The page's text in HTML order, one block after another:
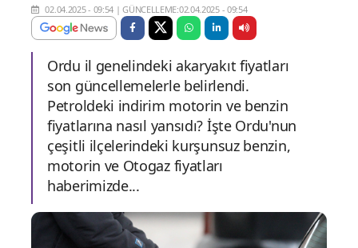
02.04.2025 - 09:54 |GÜNCELLEME:02.04.2025 - 09:54
Ordu il genelindeki akaryakıt fiyatları
son güncellemelerle belirlendi.
Petroldeki indirim motorin ve benzin
fiyatlarına nasıl yansıdı? İşte Ordu'nun
çeşitli ilçelerindeki kurşunsuz benzin,
motorin ve Otogaz fiyatları
haberimizde...